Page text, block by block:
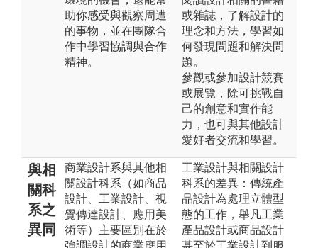
助你感受與觀察周遭
的事物，並在團隊合
作中學習協調與合作
精神。
或雜誌，了解設計的
理念和方法，學習如
何發現問題和解決問
題。
參觀或參加設計競賽
或展覽，除可挑戰自
己的創意和實作能
力，也可與其他設計
愛好者交流和學習。
與相
關科
系之
異同
商業設計系與其他相
關設計科系（如商品
設計、工業設計、視
覺傳達設計、應用美
術等）主要區別在於
強調設計的商業應用
工業設計與相關設計
科系的差異：傳統產
品設計為處理立體型
態的工作，舉凡工業
產品設計或商品設計
甚至於工業設計到服